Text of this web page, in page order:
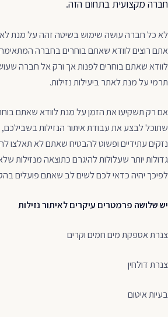
חברה מקצועית בתחום הזה.
לא כל חברה עושה שימוש בשיטה זהה על מנת
אתם רוצים לוודא שאתם בוחרים בחברה המתאימה
לוודא שאתם בוחרים לפנות אך ורק אל חברה
תרמי על מנת לאתר ביעילות נזילות.
אם רק תשקיעו את הזמן על מנת לוודא שאתם
שתוכל לבצע את עבודת איתור הנזילות
נזקים עתידיים ופשוט להבטיח שאתם לא תאלצו
גדולות יותר שעלולות להיגרם כתוצאה מנזילות
לפיכך יהיה כדאי לכם לשים לב שאתם פועלים
יש שלושה פרמטרים עיקרים לאיתור נזילות
צנרת אספקת מים חמים וקרים
צנרת דולחין
בעיות איטום